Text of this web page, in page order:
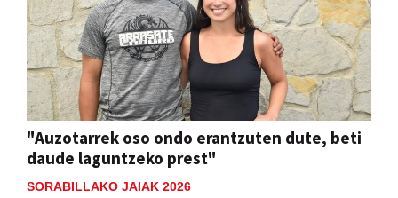
"Auzotarrek oso ondo erantzuten dute, beti
daude laguntzeko prest"
SORABILLAKO JAIAK 2026